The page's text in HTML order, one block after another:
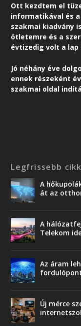
Ott kezdtem el
informatikával és
szakmai kiadvány
ötletemre és a
évtizedig volt a
Jó néhány éve
ennek részeként é
szakmai oldal
Legfrissebb
A
át az
A
Telekom
Az áram
Új mérce